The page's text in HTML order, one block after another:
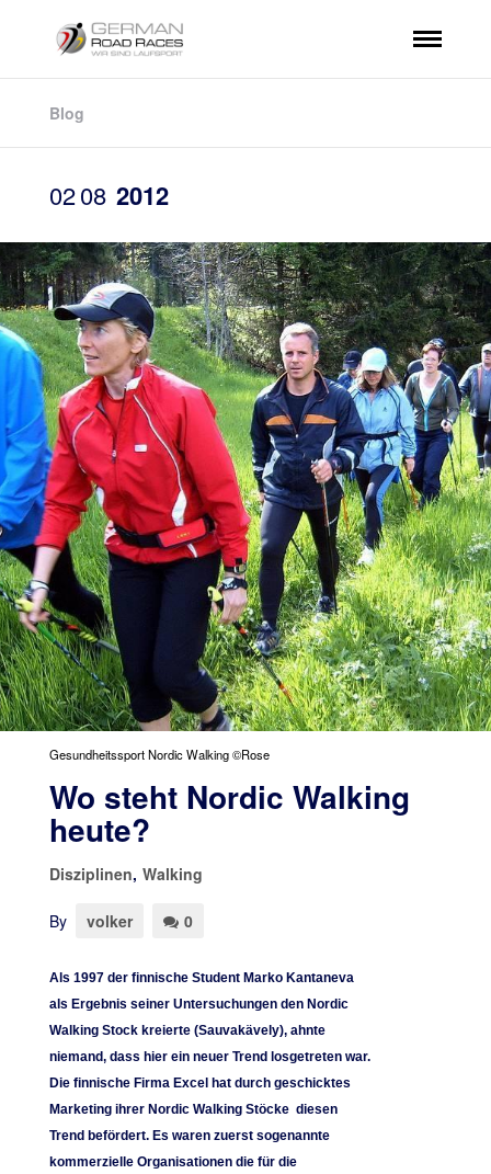
Blog
0208 2012
Gesundheitssport Nordic Walking ©Rose
Wo steht Nordic Walking
heute?
Disziplinen, Walking
By volker 0
Als 1997 der finnische Student Marko Kantaneva
als Ergebnis seiner Untersuchungen den Nordic
Walking Stock kreierte (Sauvakävely), ahnte
niemand, dass hier ein neuer Trend losgetreten war.
Die finnische Firma Excel hat durch geschicktes
Marketing ihrer Nordic Walking Stöcke diesen
Trend befördert. Es waren zuerst sogenannte
kommerzielle Organisationen die für die